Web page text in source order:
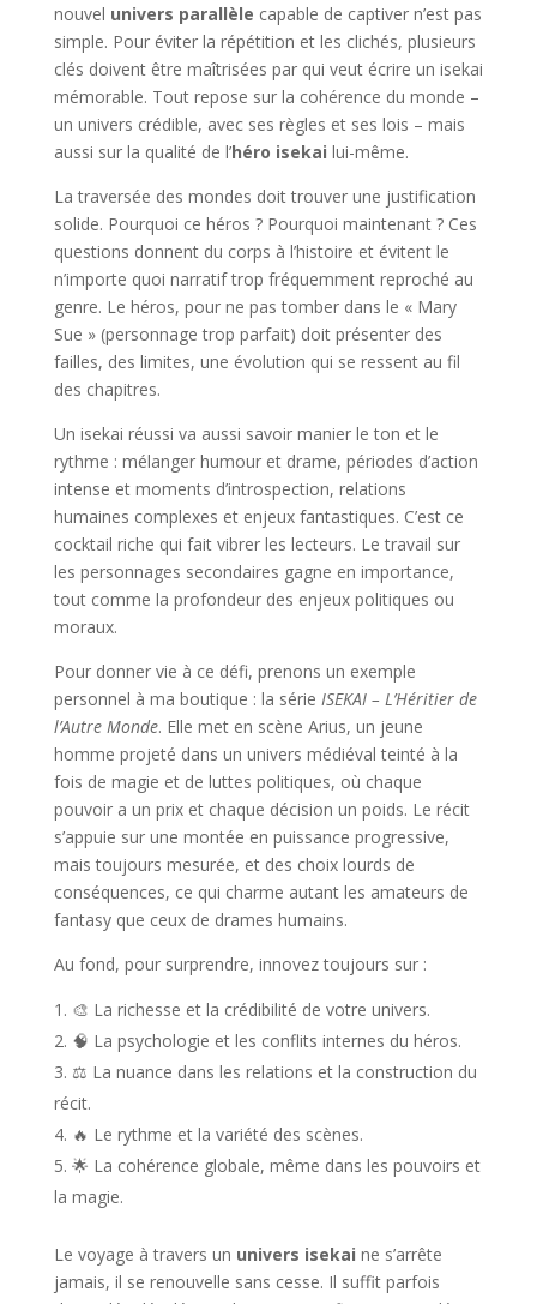
nouvel univers parallèle capable de captiver n’est pas
simple. Pour éviter la répétition et les clichés, plusieurs
clés doivent être maîtrisées par qui veut écrire un isekai
mémorable. Tout repose sur la cohérence du monde –
un univers crédible, avec ses règles et ses lois – mais
aussi sur la qualité de l’héro isekai lui-même.
La traversée des mondes doit trouver une justification
solide. Pourquoi ce héros ? Pourquoi maintenant ? Ces
questions donnent du corps à l’histoire et évitent le
n’importe quoi narratif trop fréquemment reproché au
genre. Le héros, pour ne pas tomber dans le « Mary
Sue » (personnage trop parfait) doit présenter des
failles, des limites, une évolution qui se ressent au fil
des chapitres.
Un isekai réussi va aussi savoir manier le ton et le
rythme : mélanger humour et drame, périodes d’action
intense et moments d’introspection, relations
humaines complexes et enjeux fantastiques. C’est ce
cocktail riche qui fait vibrer les lecteurs. Le travail sur
les personnages secondaires gagne en importance,
tout comme la profondeur des enjeux politiques ou
moraux.
Pour donner vie à ce défi, prenons un exemple
personnel à ma boutique : la série ISEKAI – L’Héritier de
l’Autre Monde. Elle met en scène Arius, un jeune
homme projeté dans un univers médiéval teinté à la
fois de magie et de luttes politiques, où chaque
pouvoir a un prix et chaque décision un poids. Le récit
s’appuie sur une montée en puissance progressive,
mais toujours mesurée, et des choix lourds de
conséquences, ce qui charme autant les amateurs de
fantasy que ceux de drames humains.
Au fond, pour surprendre, innovez toujours sur :
🎨 La richesse et la crédibilité de votre univers.
🧠 La psychologie et les conflits internes du héros.
⚖️ La nuance dans les relations et la construction du
récit.
🔥 Le rythme et la variété des scènes.
🌟 La cohérence globale, même dans les pouvoirs et
la magie.
Le voyage à travers un univers isekai ne s’arrête
jamais, il se renouvelle sans cesse. Il suffit parfois